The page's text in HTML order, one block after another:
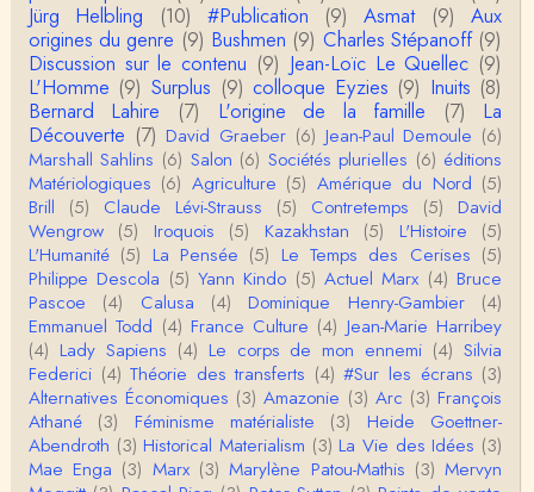
Tout à fait d'accord avec vous et quant à Leacock j
e n'ai lu qu'un de ses ouvrages et il…
Anonymous
Homo sapiens a clairement évolué depuis 300 00
0 ans. Tout d'abord, il y a la différence notable …
Christophe Darmangeat
Cet article apporte de l'eau à mon moulin (si j'ose
dire) en appuyant la réalité des torture…
roland chaudat
IROQUOIS CANNIBALISM: FACT NOT FICTIONTho
mas S. AblerUniversity of WaterlooBien que ce text
e ne comp…
roland chaudat
Merci de relever ma généralisation hâtive en ce qu
i concerne une hypothétique proportion relative e
n…
Jürg Helbling
(10) #Publication (9) Asmat (9)
Aux
origines du genre (9) Bushmen (9) Charles Stépanoff (9)
Discussion sur le contenu (9) Jean-Loïc Le Quellec (9)
L'Homme (9) Surplus (9) colloque Eyzies (9) Inuits (8)
Bernard Lahire
(7) L'origine de la famille (7)
La
Découverte (7) David Graeber (6) Jean-Paul Demoule (6)
Marshall Sahlins (6) Salon (6) Sociétés plurielles (6) éditions
Matériologiques (6) Agriculture (5) Amérique du Nord (5)
Brill
(5) Claude Lévi-Strauss (5) Contretemps (5)
David
Wengrow (5) Iroquois (5) Kazakhstan (5) L'Histoire
(5)
L'Humanité (5) La Pensée (5) Le Temps des Cerises (5)
Philippe Descola (5) Yann Kindo (5) Actuel Marx (4) Bruce
Pascoe
(4) Calusa (4) Dominique Henry-Gambier
(4)
Emmanuel Todd (4) France Culture (4) Jean-Marie Harribey
(4) Lady Sapiens (4) Le corps de mon ennemi (4) Silvia
Federici (4) Théorie des transferts (4) #Sur les écrans (3)
Alternatives Économiques (3) Amazonie (3) Arc (3) François
Athané
(3) Féminisme matérialiste (3)
Heide Goettner-
Abendroth (3) Historical Materialism (3) La Vie des Idées (3)
Mae Enga (3) Marx (3) Marylène Patou-Mathis (3) Mervyn